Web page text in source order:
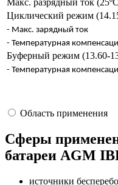
Циклический режим
- Макс. зарядный ток
- Температурная
Буферный режим (13.60-
- Температурная
Область применения
Сферы
батареи AGM
источники